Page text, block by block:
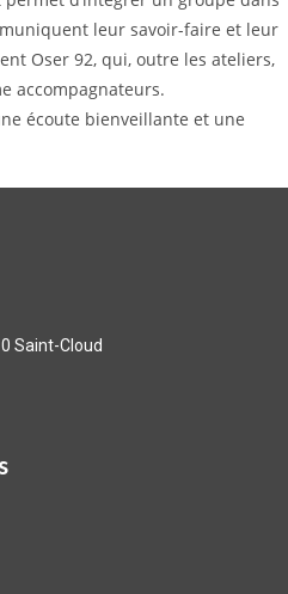
leur savoir-faire et leur
Oser 92, qui, outre les ateliers,
accompagnateurs.
écoute bienveillante et une
Saint-Cloud